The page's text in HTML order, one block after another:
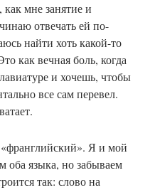
мне занятие и
отвечать ей по-
найти хоть какой-то
как вечная боль, когда
и хочешь, чтобы
все сам перевел.
Я и мой
оба языка, но забываем
так: слово на